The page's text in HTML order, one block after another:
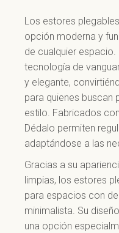
Los estores
opción moderna y
de cualquier
tecnología de
y elegante,
para quienes buscan
estilo. Fabricados
Dédalo permiten
adaptándose a las
Gracias a su
limpias, los estores
para espacios con
minimalista. Su
una opción